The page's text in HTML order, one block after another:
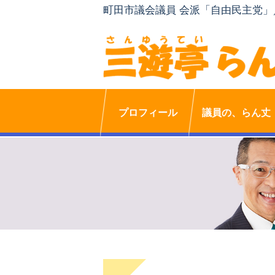
町田市議会議員 会派「自由民主党
プロフィール 議員の、らん丈